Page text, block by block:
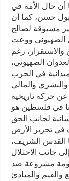
أن حال الأمة في
حسن، كما أن
مسبوقة لصالح
الصهيوني ووعت
والاستقرار، رغم
الصهيوني،
في الحرب
حركة تاريخية
في فلسطين هو
لجانب الحق
في تحرير الأرض
القدس الشريف،
جانب الاحتلال
مشروعة ضد
والقيم والمبادئ